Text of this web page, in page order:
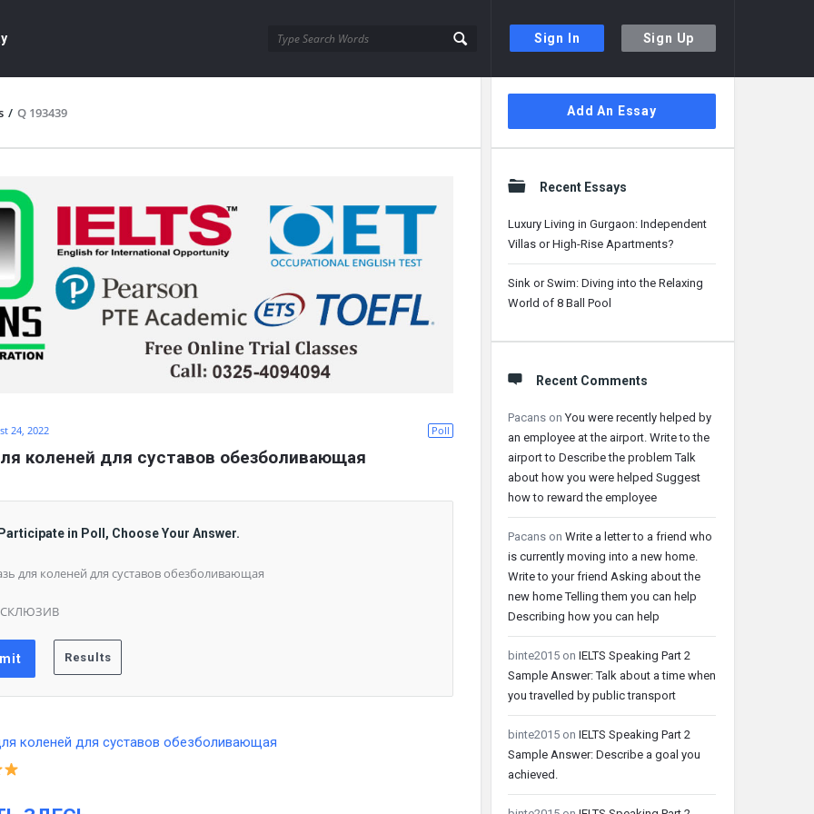
Sign In Sign Up
/ Q 193439
Poll
24, 2022
коленей для суставов обезболивающая
in Poll, Choose Your Answer.
для коленей для суставов обезболивающая
Sidebar
Add An Essay
Recent Essays
Luxury Living in Gurgaon: Independent
Villas or High-Rise Apartments?
Sink or Swim: Diving into the Relaxing
World of 8 Ball Pool
Recent Comments
Pacans onYou were recently helped by
an employee at the airport. Write to the
airport to Describe the problem Talk
about how you were helped Suggest
how to reward the employee
Pacans on Write a letter to a friend who
is currently moving into a new home.
Write to your friend Asking about the
new home Telling them you can help
Describing how you can help
binte2015 on IELTS Speaking Part 2
Sample Answer: Talk about a time when
you travelled by public transport
binte2015 on IELTS Speaking Part 2
Sample Answer: Describe a goal you
achieved.